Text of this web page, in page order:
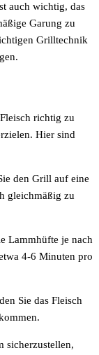
auch wichtig, das
Garung zu
Grilltechnik
richtig zu
Hier sind
den Grill auf eine
gleichmäßig zu
Lammhüfte je nach
4-6 Minuten pro
Sie das Fleisch
sicherzustellen,